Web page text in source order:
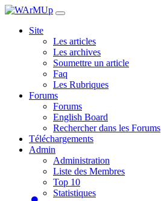
Site
Les articles
Les archives
Soumettre un article
Faq
Les Rubriques
Forums
Forums
English Board
Rechercher dans les Forums
Téléchargements
Admin
Administration
Liste des Membres
Top 10
Statistiques